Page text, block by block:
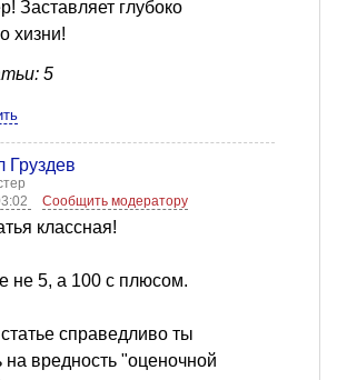
Заставляет глубоко
хизни!
5
Груздев
Сообщить модератору
классная!
не 5, а 100 с плюсом.
справедливо ты
вредность "оценочной